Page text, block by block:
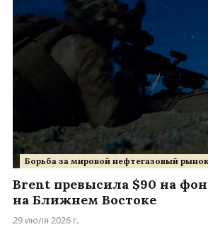
Борьба за мировой нефтегазовый рынок
Brent превысила $90 на
на Ближнем Востоке
29 июля 2026 г.